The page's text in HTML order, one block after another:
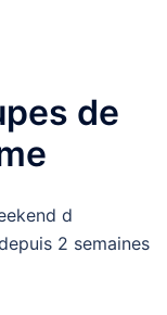
de
d
2 semaines